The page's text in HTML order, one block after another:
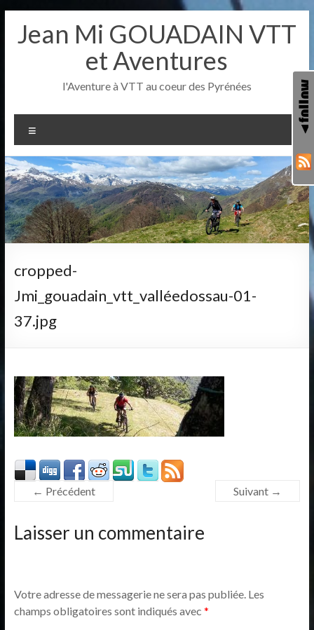
contenu
Jean Mi GOUADAIN VTT
et Aventures
l'Aventure à VTT au coeur des Pyrénées
cropped-
Jmi_gouadain_vtt_valléedossau-01-
37.jpg
← Précédent Suivant →
Laisser un commentaire
Votre adresse de messagerie ne sera pas publiée.Les
champs obligatoires sont indiqués avec *